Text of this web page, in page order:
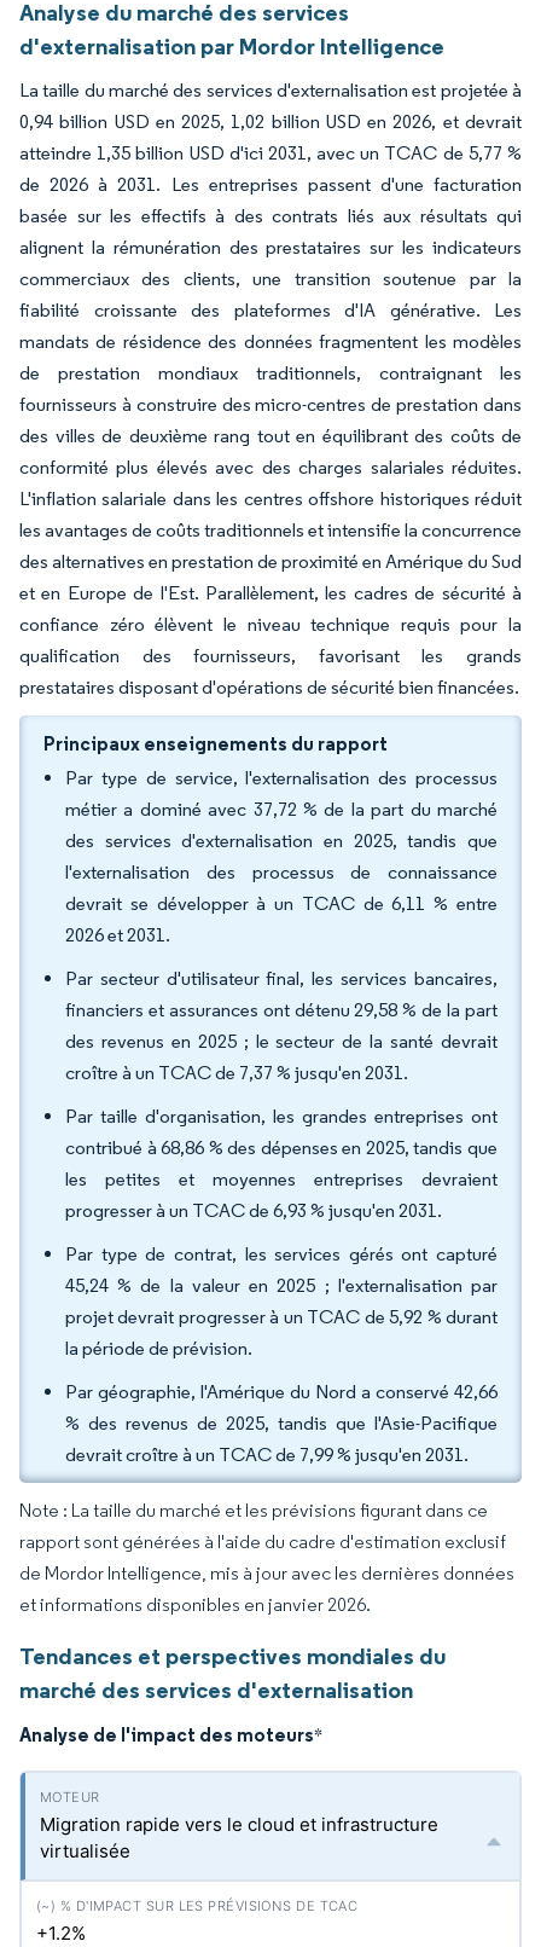
Analyse du marché des services
d'externalisation par Mordor Intelligence
La taille du marché des services d'externalisation est projetée à
0,94 billion USD en 2025, 1,02 billion USD en 2026, et devrait
atteindre 1,35 billion USD d'ici 2031, avec un TCAC de 5,77 %
de 2026 à 2031. Les entreprises passent d'une facturation
basée sur les effectifs à des contrats liés aux résultats qui
alignent la rémunération des prestataires sur les indicateurs
commerciaux des clients, une transition soutenue par la
fiabilité croissante des plateformes d'IA générative. Les
mandats de résidence des données fragmentent les modèles
de prestation mondiaux traditionnels, contraignant les
fournisseurs à construire des micro-centres de prestation dans
des villes de deuxième rang tout en équilibrant des coûts de
conformité plus élevés avec des charges salariales réduites.
L'inflation salariale dans les centres offshore historiques réduit
les avantages de coûts traditionnels et intensifie la concurrence
des alternatives en prestation de proximité en Amérique du Sud
et en Europe de l'Est. Parallèlement, les cadres de sécurité à
confiance zéro élèvent le niveau technique requis pour la
qualification des fournisseurs, favorisant les grands
prestataires disposant d'opérations de sécurité bien financées.
Principaux enseignements du rapport
Par type de service, l'externalisation des processus
métier a dominé avec 37,72 % de la part du marché
des services d'externalisation en 2025, tandis que
l'externalisation des processus de connaissance
devrait se développer à un TCAC de 6,11 % entre
2026 et 2031.
Par secteur d'utilisateur final, les services bancaires,
financiers et assurances ont détenu 29,58 % de la part
des revenus en 2025 ; le secteur de la santé devrait
croître à un TCAC de 7,37 % jusqu'en 2031.
Par taille d'organisation, les grandes entreprises ont
contribué à 68,86 % des dépenses en 2025, tandis que
les petites et moyennes entreprises devraient
progresser à un TCAC de 6,93 % jusqu'en 2031.
Par type de contrat, les services gérés ont capturé
45,24 % de la valeur en 2025 ; l'externalisation par
projet devrait progresser à un TCAC de 5,92 % durant
la période de prévision.
Par géographie, l'Amérique du Nord a conservé 42,66
% des revenus de 2025, tandis que l'Asie-Pacifique
devrait croître à un TCAC de 7,99 % jusqu'en 2031.
Note : La taille du marché et les prévisions figurant dans ce
rapport sont générées à l'aide du cadre d'estimation exclusif
de Mordor Intelligence, mis à jour avec les dernières données
et informations disponibles en janvier 2026.
Tendances et perspectives mondiales du
marché des services d'externalisation
Analyse de l'impact des moteurs*
Migration rapide vers le cloud et infrastructure
virtualisée
+1.2%